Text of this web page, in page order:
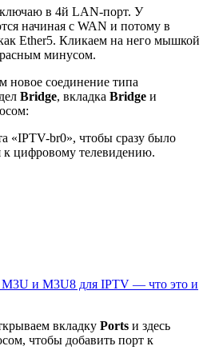
в 4й LAN-порт. У
начиная с WAN и потому в
Ether5. Кликаем на него мышкой
минусом.
соединение типа
Bridge, вкладка Bridge и
«IPTV-br0», чтобы сразу было
к цифровому телевидению.
и M3U8 для IPTV — что это и
вкладку Ports и здесь
чтобы добавить порт к